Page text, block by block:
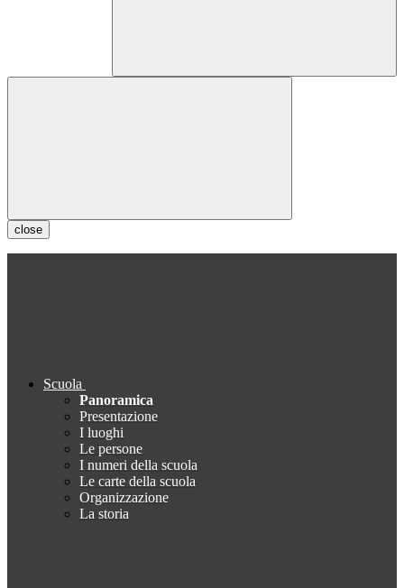
close
Scuola
Panoramica
Presentazione
I luoghi
Le persone
I numeri della scuola
Le carte della scuola
Organizzazione
La storia